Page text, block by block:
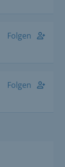
Folgen
Folgen